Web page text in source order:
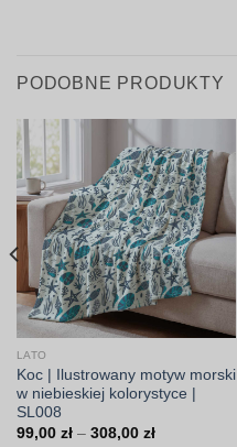
PODOBNE PRODUKTY
LATO
Koc | Ilustrowany motyw morski
w niebieskiej kolorystyce |
SL008
99,00 zł – 308,00 złZakres